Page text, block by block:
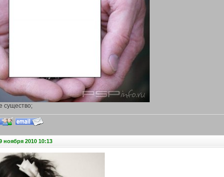
существо;
ноября 2010 10:13